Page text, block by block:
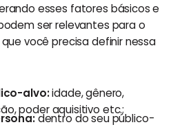
esses fatores básicos e
ser relevantes para o
você precisa definir nessa
alvo:idade, gênero,
poder aquisitivo etc.;
dentro do seu público-